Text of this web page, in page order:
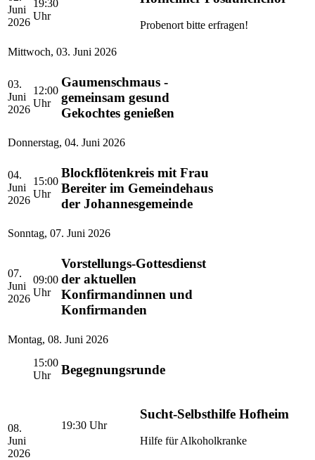
Juni
2026
19:30
Uhr
Probenort bitte erfragen!
Mittwoch, 03. Juni 2026
03.
Juni
2026
12:00
Uhr
Gaumenschmaus -
gemeinsam gesund
Gekochtes genießen
Donnerstag, 04. Juni 2026
04.
Juni
2026
15:00
Uhr
Blockflötenkreis mit Frau
Bereiter im Gemeindehaus
der Johannesgemeinde
Sonntag, 07. Juni 2026
07.
Juni
2026
09:00
Uhr
Vorstellungs-Gottesdienst
der aktuellen
Konfirmandinnen und
Konfirmanden
Montag, 08. Juni 2026
08.
Juni
2026
15:00
Uhr
Begegnungsrunde
19:30 Uhr
Sucht-Selbsthilfe Hofheim
Hilfe für Alkoholkranke